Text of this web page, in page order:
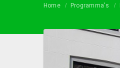
Home Programma's